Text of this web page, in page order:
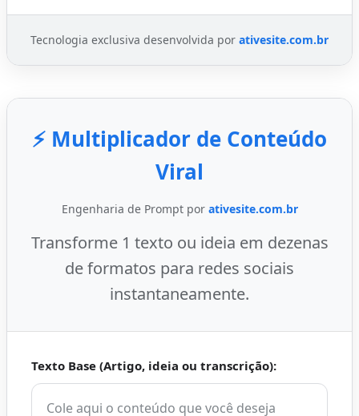
Tecnologia exclusiva desenvolvida por ativesite.com.br
⚡ Multiplicador de Conteúdo
Viral
Engenharia de Prompt por ativesite.com.br
Transforme 1 texto ou ideia em dezenas
de formatos para redes sociais
instantaneamente.
Texto Base (Artigo, ideia ou transcrição):